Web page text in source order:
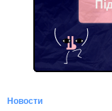
Новости